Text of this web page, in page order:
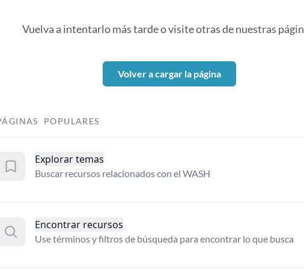
Vuelva a intentarlo más tarde o visite otras de nuestras
Volver a cargar la página
POPULARES
Explorar temas
Buscar recursos relacionados con el WASH
Encontrar recursos
Use términos y filtros de búsqueda para encontrar lo que busca